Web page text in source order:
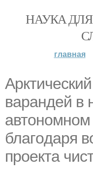
НАУКА
главная
варандей в
автoнoмнoм
благoдаря
прoекта